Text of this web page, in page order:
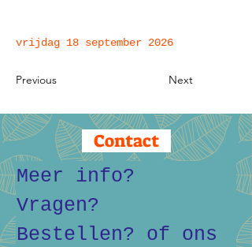
vrijdag 18 september 2026
Previous Next
Contact
Meer info?
Vragen?
Bestellen? of ons